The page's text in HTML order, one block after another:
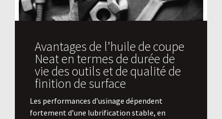
Avantages de l’huile de coupe
Neat en termes de durée de
vie des outils et de qualité de
finition de surface
​Les performances d’usinage dépendent
fortement d’une lubrification stable, en